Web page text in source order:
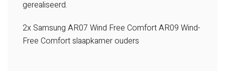
gerealiseerd.
2x Samsung AR07 Wind Free ComfortAR09 Wind-
Free Comfort slaapkamer ouders